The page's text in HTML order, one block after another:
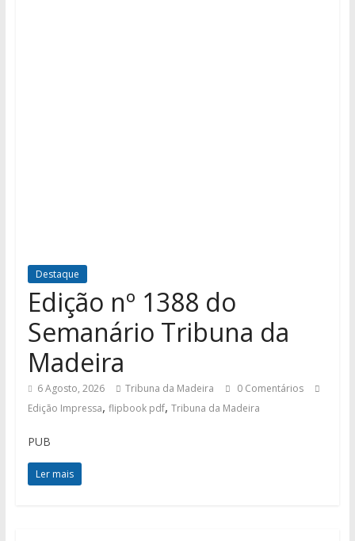
Destaque
Edição nº 1388 do
Semanário Tribuna da
Madeira
6 Agosto, 2026 Tribuna da Madeira
0 Comentários
Edição Impressa, flipbook pdf, Tribuna da Madeira
PUB
Ler mais